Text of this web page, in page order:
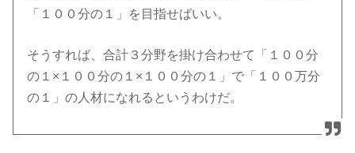
「１００分の１」を目指せばいい。
そうすれば、合計３分野を掛け合わせて「１００分
の１×１００分の１×１００分の１」で「１００万分
の１」の人材になれるというわけだ。